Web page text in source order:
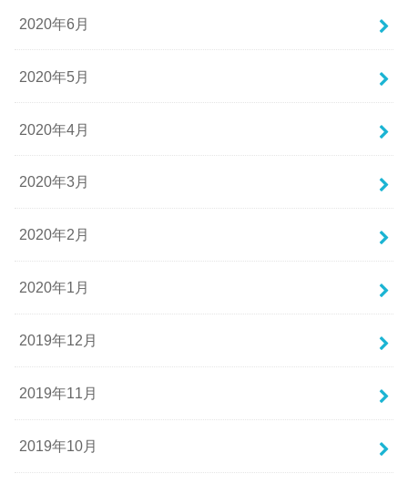
2020年6月
2020年5月
2020年4月
2020年3月
2020年2月
2020年1月
2019年12月
2019年11月
2019年10月